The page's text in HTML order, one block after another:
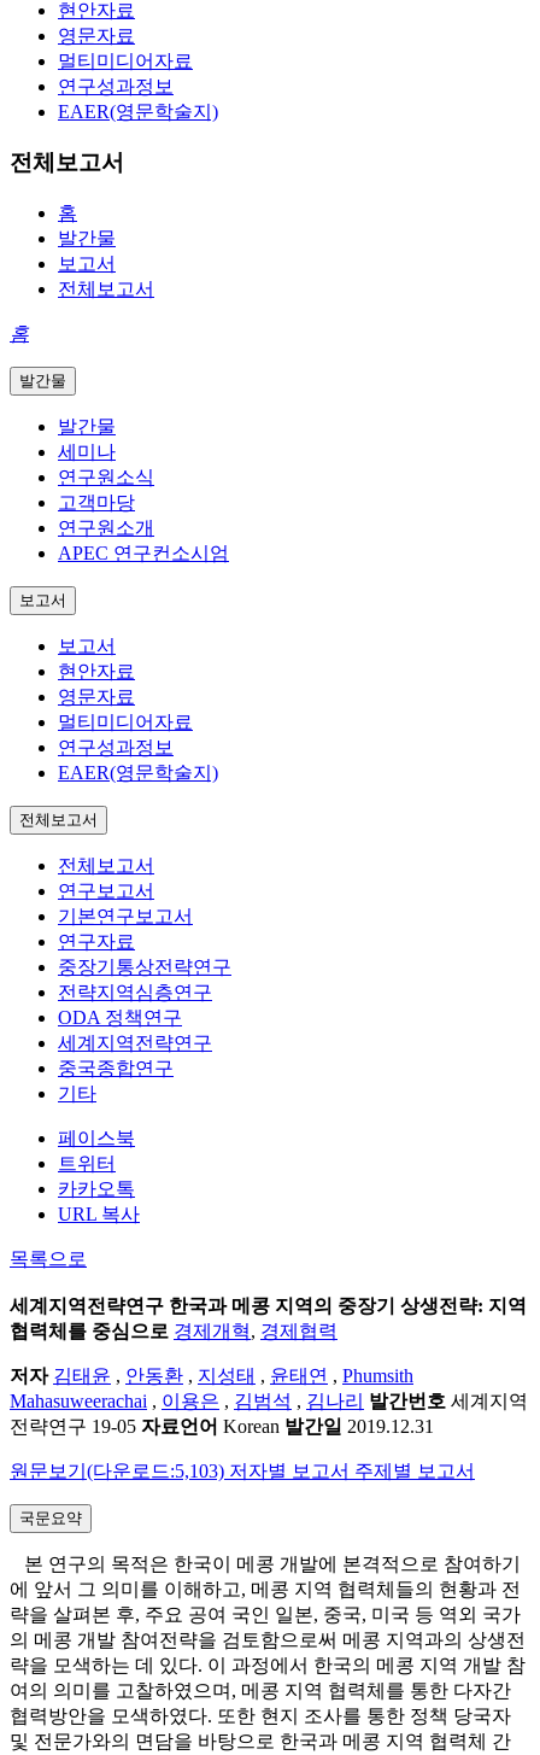
현안자료
영문자료
멀티미디어자료
연구성과정보
EAER(영문학술지)
전체보고서
홈
발간물
보고서
전체보고서
홈
발간물
발간물
세미나
연구원소식
고객마당
연구원소개
APEC 연구컨소시엄
보고서
보고서
현안자료
영문자료
멀티미디어자료
연구성과정보
EAER(영문학술지)
전체보고서
전체보고서
연구보고서
기본연구보고서
연구자료
중장기통상전략연구
전략지역심층연구
ODA 정책연구
세계지역전략연구
중국종합연구
기타
페이스북
트위터
카카오톡
URL 복사
목록으로
세계지역전략연구 한국과 메콩 지역의 중장기 상생전략: 지역
협력체를 중심으로 경제개혁, 경제협력
저자 김태윤 , 안동환 , 지성태 , 윤태연 , Phumsith
Mahasuweerachai , 이용은 , 김범석 , 김나리 발간번호 세계지역
전략연구 19-05 자료언어 Korean 발간일 2019.12.31
원문보기(다운로드:5,103) 저자별 보고서 주제별 보고서
국문요약
본 연구의 목적은 한국이 메콩 개발에 본격적으로 참여하기
에 앞서 그 의미를 이해하고, 메콩 지역 협력체들의 현황과 전
략을 살펴본 후, 주요 공여 국인 일본, 중국, 미국 등 역외 국가
의 메콩 개발 참여전략을 검토함으로써 메콩 지역과의 상생전
략을 모색하는 데 있다. 이 과정에서 한국의 메콩 지역 개발 참
여의 의미를 고찰하였으며, 메콩 지역 협력체를 통한 다자간
협력방안을 모색하였다. 또한 현지 조사를 통한 정책 당국자
및 전문가와의 면담을 바탕으로 한국과 메콩 지역 협력체 간